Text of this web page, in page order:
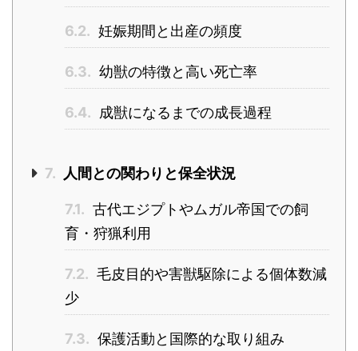
6.2. 妊娠期間と出産の頻度
6.3. 幼獣の特徴と高い死亡率
6.4. 成獣になるまでの成長過程
7. 人間との関わりと保全状況
7.1. 古代エジプトやムガル帝国での飼
育・狩猟利用
7.2. 毛皮目的や害獣駆除による個体数減
少
7.3. 保護活動と国際的な取り組み